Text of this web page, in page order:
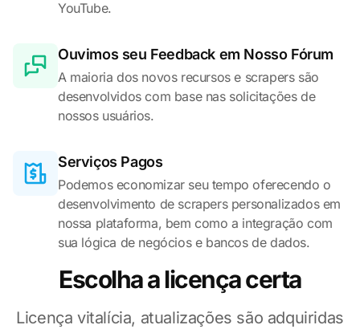
YouTube.
Ouvimos seu Feedback em Nosso Fórum
A maioria dos novos recursos e scrapers são
desenvolvidos com base nas solicitações de
nossos usuários.
Serviços Pagos
Podemos economizar seu tempo oferecendo o
desenvolvimento de scrapers personalizados em
nossa plataforma, bem como a integração com
sua lógica de negócios e bancos de dados.
Escolha a licença certa
Licença vitalícia, atualizações são adquiridas